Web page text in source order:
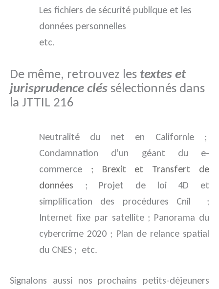
Les fichiers de sécurité publique et les
données personnelles
etc.
De même, retrouvez les textes et
jurisprudence clés sélectionnés dans
la JTTIL 216
Neutralité du net en Californie ;
Condamnation d’un géant du e-
commerce ; Brexit et Transfert de
données ; Projet de loi 4D et
simplification des procédures Cnil ;
Internet fixe par satellite ; Panorama du
cybercrime 2020 ; Plan de relance spatial
du CNES ; etc.
Signalons aussi nos prochains petits-déjeuners